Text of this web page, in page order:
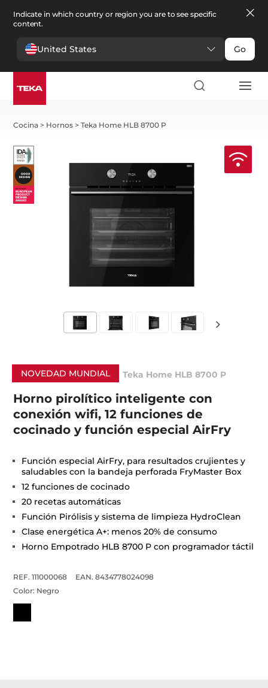
Indicate in which country or region you are to see specific
content.
United States Go
Cocina > Hornos >Teka Home HLB 8700 P
NOVEDAD MUNDIAL Teka Home HLB 8700 P
Horno pirolítico inteligente con
conexión wifi, 12 funciones de
cocinado y función especial AirFry
Función especial AirFry, para resultados crujientes y
saludables con la bandeja perforada FryMaster Box
12 funciones de cocinado
20 recetas automáticas
Función Pirólisis y sistema de limpieza HydroClean
Clase energética A+: menos 20% de consumo
Horno Empotrado HLB 8700 P con programador táctil
REF. 111000068
EAN. 8434778024098
Color: Negro